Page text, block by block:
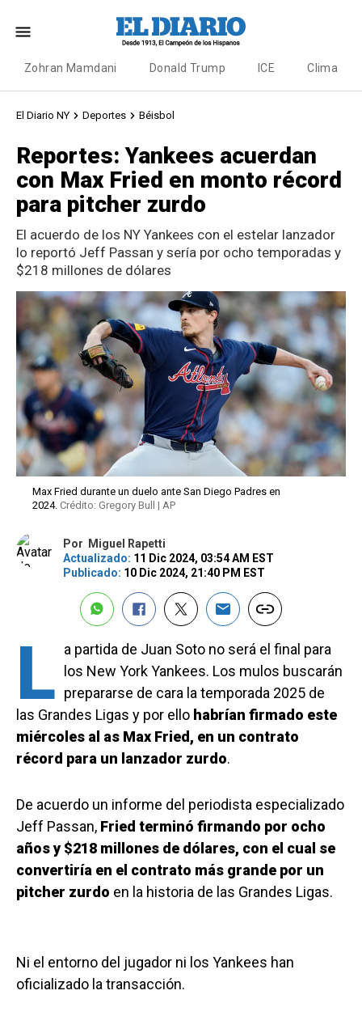
Zohran Mamdani Donald Trump ICE Clima
El Diario NY Deportes Béisbol
Reportes: Yankees acuerdan
con Max Fried en monto récord
para pitcher zurdo
El acuerdo de los NY Yankees con el estelar lanzador
lo reportó Jeff Passan y sería por ocho temporadas y
$218 millones de dólares
Max Fried durante un duelo ante San Diego Padres en
2024. Crédito: Gregory Bull | AP
Por
Miguel Rapetti
Actualizado: 11 Dic 2024, 03:54 AM EST
Publicado: 10 Dic 2024, 21:40 PM EST
L a partida de Juan Soto no será el final para
los New York Yankees. Los mulos buscarán
prepararse de cara la temporada 2025 de
las Grandes Ligas y por ello habrían firmado este
miércoles al as Max Fried, en un contrato
récord para un lanzador zurdo.
De acuerdo un informe del periodista especializado
Jeff Passan, Fried terminó firmando por ocho
años y $218 millones de dólares, con el cual se
convertiría en el contrato más grande por un
pitcher zurdo en la historia de las Grandes Ligas.
Ni el entorno del jugador ni los Yankees han
oficializado la transacción.